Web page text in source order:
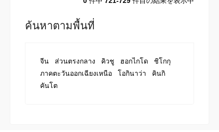
ค้นหาตามพื้นที่
จีน ส่วนตรงกลาง คิวชู ฮอกไกโด
ชิโกกุ
ภาคตะวันออกเฉียงเหนือ
โอกินาว่า
คินกิ
คันโต